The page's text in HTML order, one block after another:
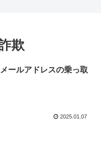
欺
ールアドレスの乗っ取
2025.01.07